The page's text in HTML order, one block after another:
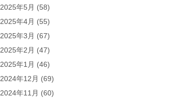
2025年5月 (58)
2025年4月 (55)
2025年3月 (67)
2025年2月 (47)
2025年1月 (46)
2024年12月 (69)
2024年11月 (60)